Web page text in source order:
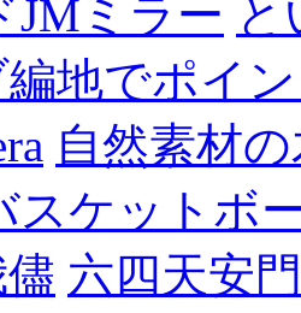
JMミラー
地でポイ
自然素材
スケットボ
六四天安門